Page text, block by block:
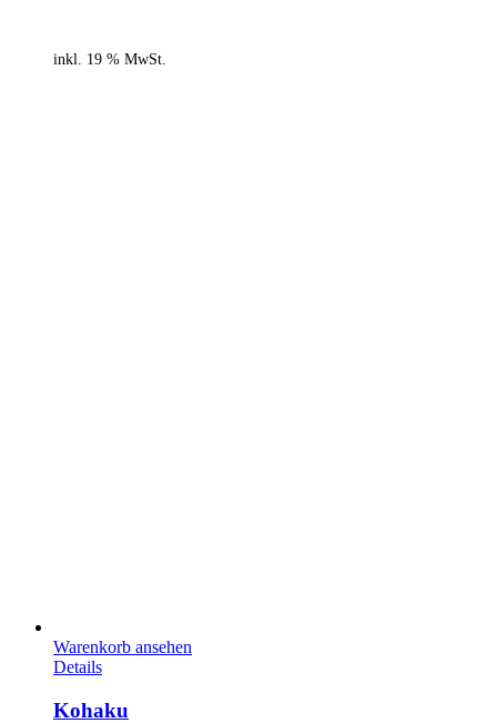
inkl. 19 % MwSt.
Warenkorb ansehen
Details
Kohaku